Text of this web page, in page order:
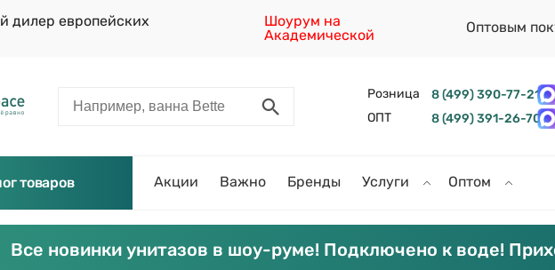
дилер европейских
Шоурум на
Академической
Оптовым
Розница 8 (499) 390-77-21
ОПТ
8 (499) 391-26-70
товаров Акции Важно Бренды Услуги Оптом
Все новинки унитазов в шоу-руме! Подключено к воде!